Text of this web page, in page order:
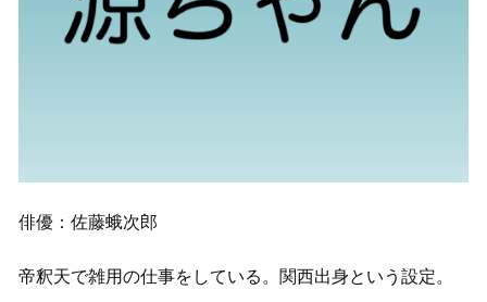
俳優：佐藤蛾次郎
帝釈天で雑用の仕事をしている。関西出身という設定。